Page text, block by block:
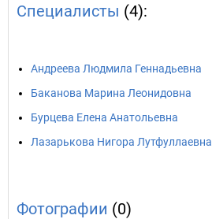
Специалисты (4):
Андреева Людмила Геннадьевна
Баканова Марина Леонидовна
Бурцева Елена Анатольевна
Лазарькова Нигора Лутфуллаевна
Фотографии (0)